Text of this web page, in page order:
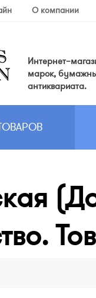
О компании
марок,
антиквариата.